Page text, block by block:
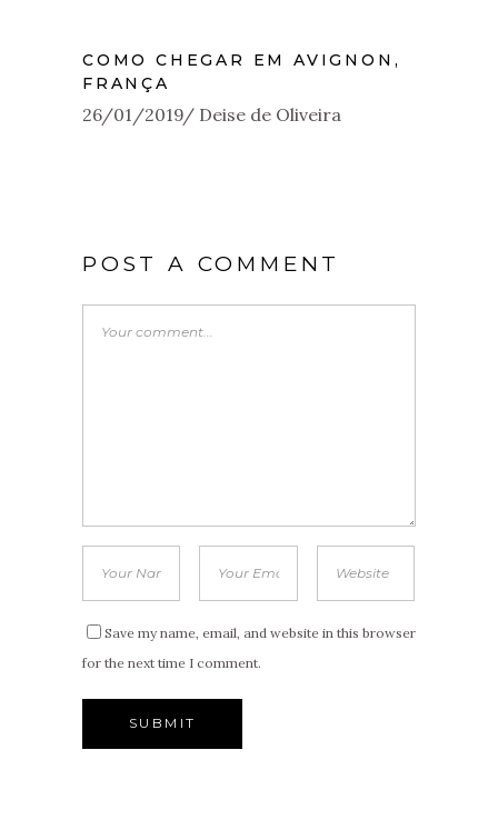
COMO CHEGAR EM AVIGNON,
FRANÇA
26/01/2019 Deise de Oliveira
POST A COMMENT
Save my name, email, and website in this browser
for the next time I comment.